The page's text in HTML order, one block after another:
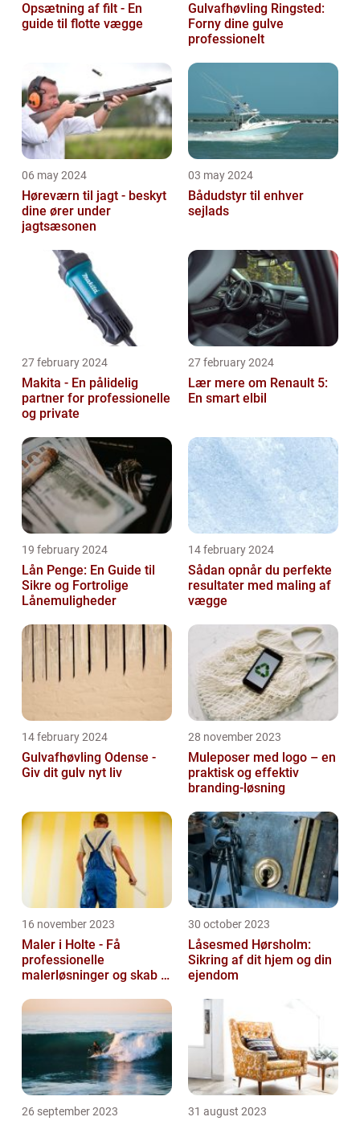
Opsætning af filt - En
guide til flotte vægge
Gulvafhøvling Ringsted:
Forny dine gulve
professionelt
06 may 2024
Høreværn til jagt - beskyt
dine ører under
jagtsæsonen
03 may 2024
Bådudstyr til enhver
sejlads
27 february 2024
Makita - En pålidelig
partner for professionelle
og private
27 february 2024
Lær mere om Renault 5:
En smart elbil
19 february 2024
Lån Penge: En Guide til
Sikre og Fortrolige
Lånemuligheder
14 february 2024
Sådan opnår du perfekte
resultater med maling af
vægge
14 february 2024
Gulvafhøvling Odense -
Giv dit gulv nyt liv
28 november 2023
Muleposer med logo – en
praktisk og effektiv
branding-løsning
16 november 2023
Maler i Holte - Få
professionelle
malerløsninger og skab et
30 october 2023
Låsesmed Hørsholm:
Sikring af dit hjem og din
ejendom
26 september 2023 31 august 2023